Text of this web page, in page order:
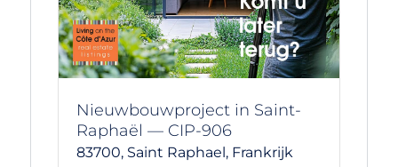
Nieuwbouwproject in Saint-
Raphaël — CIP-906
83700, Saint Raphael, Frankrijk